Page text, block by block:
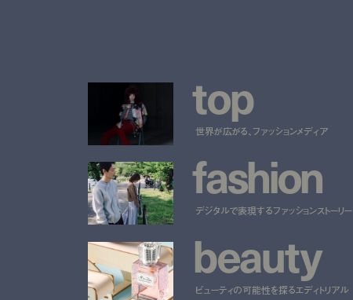
top
世界が広がる、ファッションメディア
fashion
デジタルで表現するファッションストーリー
beauty
ビューティの可能性を探るエディトリアル